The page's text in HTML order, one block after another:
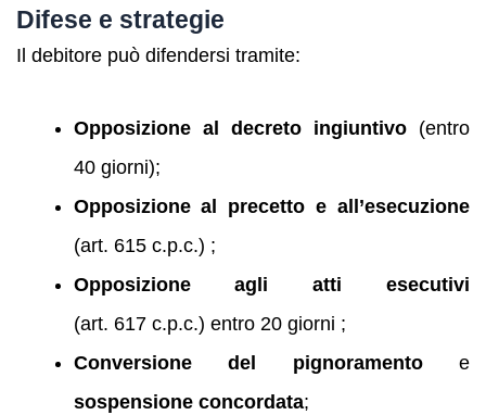
Difese e strategie
Il debitore può difendersi tramite:
Opposizione al decreto ingiuntivo(entro
40 giorni);
Opposizione al precetto e all’esecuzione
(art. 615 c.p.c.) ;
Opposizione agli atti esecutivi
(art. 617 c.p.c.) entro 20 giorni ;
Conversione del pignoramentoe
sospensione concordata;